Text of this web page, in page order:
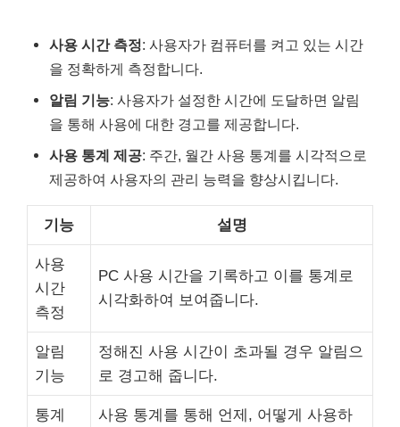
사용 시간 측정: 사용자가 컴퓨터를 켜고 있는 시간
을 정확하게 측정합니다.
알림 기능: 사용자가 설정한 시간에 도달하면 알림
을 통해 사용에 대한 경고를 제공합니다.
사용 통계 제공: 주간, 월간 사용 통계를 시각적으로
제공하여 사용자의 관리 능력을 향상시킵니다.
기능 설명
사용
시간
측정
PC 사용 시간을 기록하고 이를 통계로
시각화하여 보여줍니다.
알림
기능
정해진 사용 시간이 초과될 경우 알림으
로 경고해 줍니다.
통계
사용 통계를 통해 언제, 어떻게 사용하